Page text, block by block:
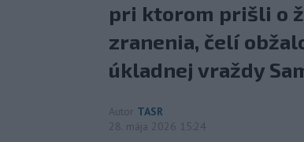
pri ktorom prišli o
zranenia, čelí
úkladnej vraždy
Autor TASR
28. mája 2026 15:24